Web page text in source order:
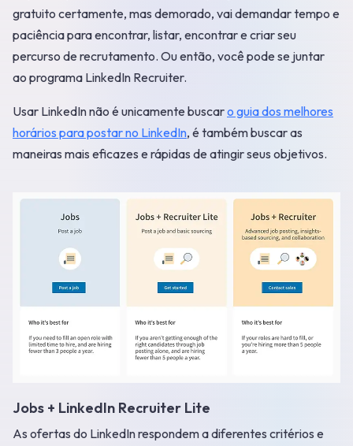
gratuito certamente, mas demorado, vai demandar tempo e
paciência para encontrar, listar, encontrar e criar seu
percurso de recrutamento. Ou então, você pode se juntar
ao programa LinkedIn Recruiter.
Usar LinkedIn não é unicamente buscaro guia dos melhores
horários para postar no LinkedIn, é também buscar as
maneiras mais eficazes e rápidas de atingir seus objetivos.
Jobs + LinkedIn Recruiter Lite
As ofertas do LinkedIn respondem a diferentes critérios e